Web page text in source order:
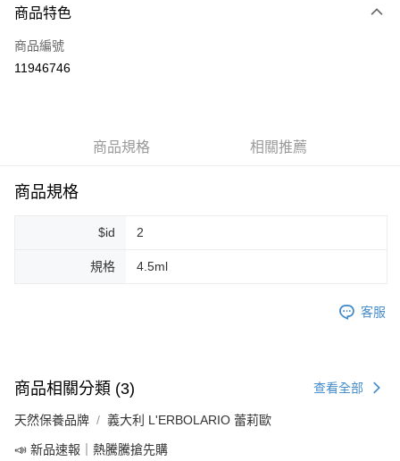
信用卡一次付款
超商取貨付款
悠遊付
全家純取貨 (先付款
7-11取貨付款
商品特色
商品編號
11946746
商品規格 相關推薦
商品規格
$id 2
規格 4.5ml
客服
商品相關分類 (3) 查看全部
天然保養品牌 義大利 L'ERBOLARIO 蕾莉歐
📣 新品速報｜熱騰騰搶先購